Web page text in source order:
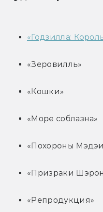
«Годзилла:
«Зеровилль»
«Кошки»
«Море соблазна»
«Похороны
«Призраки
«Репродукция»